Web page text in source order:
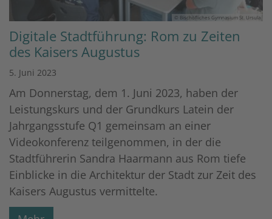
© Bischöfliches Gymnasium St. Ursula
Digitale Stadtführung: Rom zu Zeiten
des Kaisers Augustus
5. Juni 2023
Am Donnerstag, dem 1. Juni 2023, haben der
Leistungskurs und der Grundkurs Latein der
Jahrgangsstufe Q1 gemeinsam an einer
Videokonferenz teilgenommen, in der die
Stadtführerin Sandra Haarmann aus Rom tiefe
Einblicke in die Architektur der Stadt zur Zeit des
Kaisers Augustus vermittelte.